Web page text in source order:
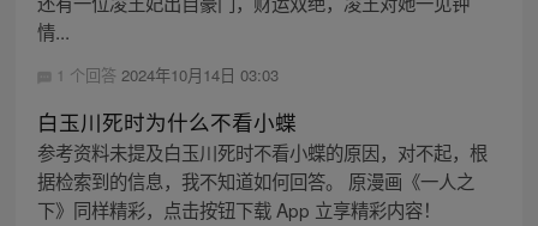
情...
1 个回答 2024年10月14日 03:03
白玉川死时为什么不看小蝶
参考资料未提及白玉川死时不看小蝶的原因，对不起，根
据检索到的信息，我不知道如何回答。 原漫画《一人之
下》同样精彩，点击按钮下载 App 立享精彩内容！